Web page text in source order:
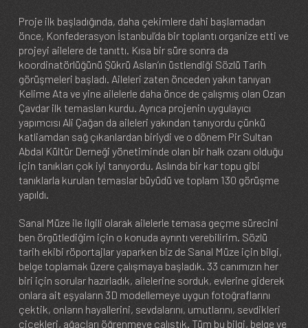
Proje ilk başladığında, daha çekimlere dahi başlamadan
önce, Konfederasyon İstanbul’da bir toplantı organize etti ve
projeyi ailelere de tanıttı. Kısa bir süre sonra da
koordinatörlüğünü Şükrü Aslan’ın üstlendiği Sözlü Tarih
görüşmeleri başladı. Aileleri zaten önceden yakın tanıyan
Kelime Ata ve yine ailelerle daha önce de çalışmış olan Ozan
Çavdar ilk temasları kurdu. Ayrıca projenin uygulayıcı
yapımcısı Ali Çağan da aileleri yakından tanıyordu çünkü
katliamdan sağ çıkanlardan biriydi ve o dönem Pir Sultan
Abdal Kültür Derneği yönetiminde olan bir halk ozanı olduğu
için tanıkları çok iyi tanıyordu. Aslında bir kar topu gibi
tanıklarla kurulan temaslar büyüdü ve toplam 130 görüşme
yapıldı.
Sanal Müze ile ilgili olarak ailelerle temasa geçme sürecini
ben örgütlediğim için o konuda ayrıntı verebilirim. Sözlü
tarih ekibi röportajlar yaparken biz de Sanal Müze için bilgi,
belge toplamak üzere çalışmaya başladık. 33 canımızın her
biri için sorular hazırladık, ailelerine sorduk, evlerine giderek
onlara ait eşyaların 3D modellemeye uygun fotoğraflarını
çektik, onların hayallerini, sevdalarını, umutlarını, sevdikleri
çiçekleri, ağaçları öğrenmeye çalıştık. Tüm bu bilgi, belge ve